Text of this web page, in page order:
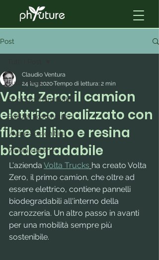
Post
Tutti i Post
Ecologia Industriale
Edilizia Sostenibile
Vivere Sostenibile
Visioni Urbane
Volta Zero: il camion
elettrico realizzato con
fibre di lino e resina
biodegradabile
Claudio Ventura
24 lug 2020Tempo di lettura: 2 min
L'azienda Volta Trucks ha creato Volta
Zero, il primo camion, che oltre ad
essere elettrico, contiene pannelli
biodegradabili all'interno della
carrozzeria. Un altro passo in avanti
per una mobilità sempre più
sostenibile.